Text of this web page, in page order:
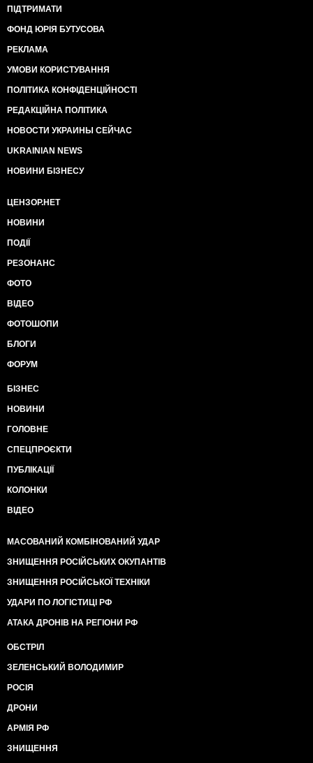
ПІДТРИМАТИ
ФОНД ЮРІЯ БУТУСОВА
РЕКЛАМА
УМОВИ КОРИСТУВАННЯ
ПОЛІТИКА КОНФІДЕНЦІЙНОСТІ
РЕДАКЦІЙНА ПОЛІТИКА
НОВОСТИ УКРАИНЫ СЕЙЧАС
UKRAINIAN NEWS
НОВИНИ БІЗНЕСУ
ЦЕНЗОР.НЕТ
НОВИНИ
ПОДІЇ
РЕЗОНАНС
ФОТО
ВІДЕО
ФОТОШОПИ
БЛОГИ
ФОРУМ
БІЗНЕС
НОВИНИ
ГОЛОВНЕ
СПЕЦПРОЄКТИ
ПУБЛІКАЦІЇ
КОЛОНКИ
ВІДЕО
МАСОВАНИЙ КОМБІНОВАНИЙ УДАР
ЗНИЩЕННЯ РОСІЙСЬКИХ ОКУПАНТІВ
ЗНИЩЕННЯ РОСІЙСЬКОЇ ТЕХНІКИ
УДАРИ ПО ЛОГІСТИЦІ РФ
АТАКА ДРОНІВ НА РЕГІОНИ РФ
ОБСТРІЛ
ЗЕЛЕНСЬКИЙ ВОЛОДИМИР
РОСІЯ
ДРОНИ
АРМІЯ РФ
ЗНИЩЕННЯ